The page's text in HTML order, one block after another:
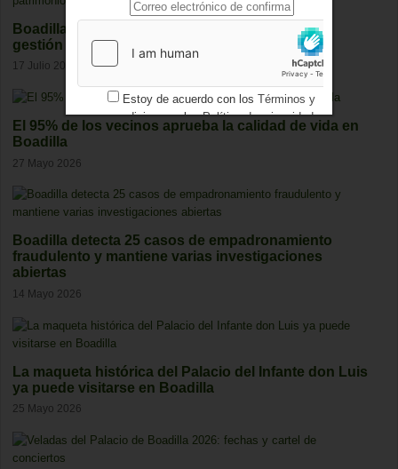
Boadilla ha ingresado casi 64,5 millones por la
gestión del patrimonio municipal
17 Julio 2026
El 95% de los vecinos aprueba la calidad de vida en
Boadilla
27 Mayo 2026
Boadilla detecta 25 casos de empadronamiento
fraudulento y mantiene varias investigaciones
abiertas
14 Mayo 2026
La maqueta histórica del Palacio del Infante don Luis
ya puede visitarse en Boadilla
25 Mayo 2026
Estoy de acuerdo con los Términos y
condicionesy losPolítica de privacidad